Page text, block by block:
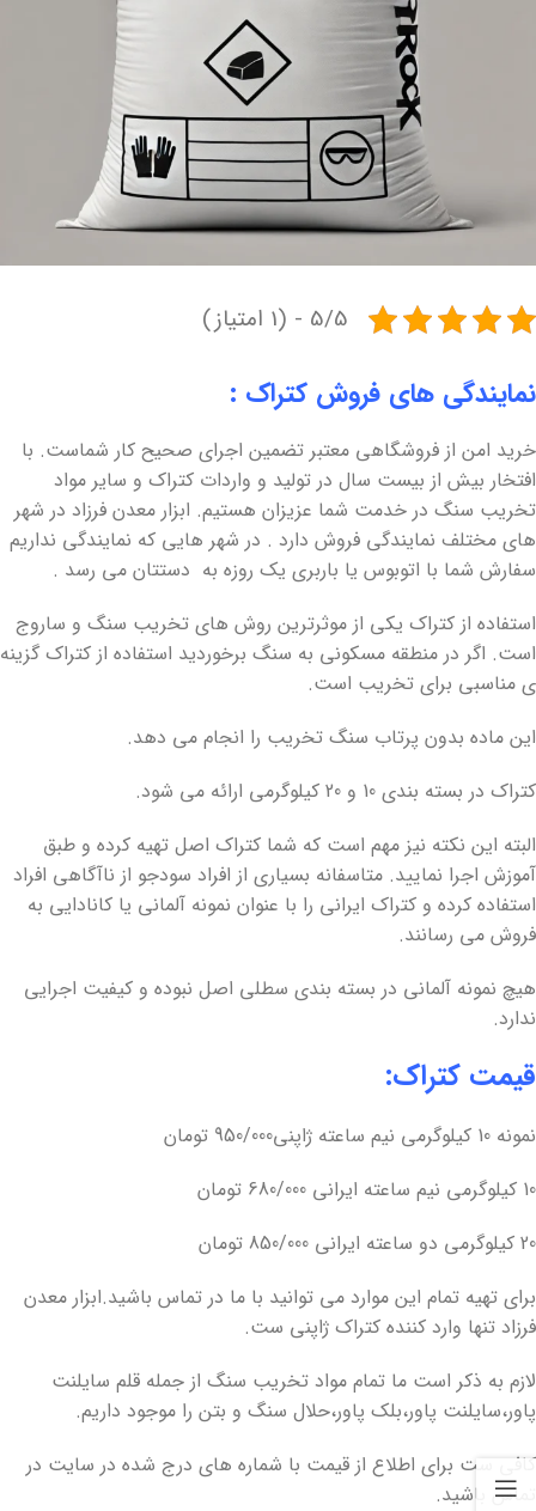
5/5 - (1 امتیاز)
نمایندگی های فروش کتراک :
خرید امن از فروشگاهی معتبر تضمین اجرای صحیح کار شماست. با
افتخار بیش از بیست سال در تولید و واردات کتراک و سایر مواد
تخریب سنگ در خدمت شما عزیزان هستیم. ابزار معدن فرزاد در شهر
های مختلف نمایندگی فروش دارد . در شهر هایی که نمایندگی نداریم
سفارش شما با اتوبوس یا باربری یک روزه به دستتان می رسد .
استفاده از کتراک یکی از موثرترین روش های تخریب سنگ و ساروج
است. اگر در منطقه مسکونی به سنگ برخوردید استفاده از کتراک گزینه
ی مناسبی برای تخریب است.
این ماده بدون پرتاب سنگ تخریب را انجام می دهد.
کتراک در بسته بندی 10 و 20 کیلوگرمی ارائه می شود.
البته این نکته نیز مهم است که شما کتراک اصل تهیه کرده و طبق
آموزش اجرا نمایید. متاسفانه بسیاری از افراد سودجو از ناآگاهی افراد
استفاده کرده و کتراک ایرانی را با عنوان نمونه آلمانی یا کانادایی به
فروش می رسانند.
هیچ نمونه آلمانی در بسته بندی سطلی اصل نبوده و کیفیت اجرایی
ندارد.
قیمت کتراک:
نمونه 10 کیلوگرمی نیم ساعته ژاپنی950/000 تومان
10 کیلوگرمی نیم ساعته ایرانی 680/000 تومان
20 کیلوگرمی دو ساعته ایرانی 850/000 تومان
برای تهیه تمام این موارد می توانید با ما در تماس باشید.ابزار معدن
فرزاد تنها وارد کننده کتراک ژاپنی ست.
لازم به ذکر است ما تمام مواد تخریب سنگ از جمله قلم سایلنت
پاور،سایلنت پاور،بلک پاور،حلال سنگ و بتن را موجود داریم.
کافی ست برای اطلاع از قیمت با شماره های درج شده در سایت در
تماس باشید.